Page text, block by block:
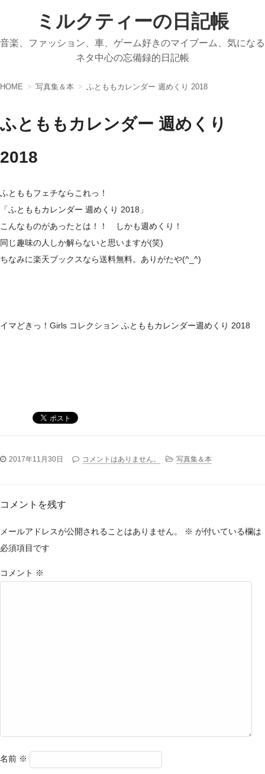
ミルクティーの日記帳
音楽、ファッション、車、ゲーム好きのマイブーム、気になる
ネタ中心の忘備録的日記帳
HOME 写真集＆本 ふとももカレンダー 週めくり 2018
ふとももカレンダー 週めくり
2018
ふとももフェチならこれっ！
「ふとももカレンダー 週めくり 2018」
こんなものがあったとは！！ しかも週めくり！
同じ趣味の人しか解らないと思いますが(笑)
ちなみに楽天ブックスなら送料無料。ありがたや(^_^)
イマどきっ！Girls コレクション ふとももカレンダー週めくり 2018
2017年11月30日 コメントはありません。 写真集＆本
コメントを残す
メールアドレスが公開されることはありません。 ※ が付いている欄は
必須項目です
コメント ※
名前 ※